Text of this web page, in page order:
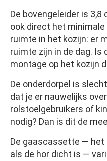
De bovengeleider is 3,8
ook direct het
ruimte in het kozijn: er
ruimte zijn in de dag. Is
montage op het kozijn
De onderdorpel is
dat je er nauwelijks
rolstoelgebruikers of
nodig? Dan is dit de
De gaascassette — het
als de hor dicht is —